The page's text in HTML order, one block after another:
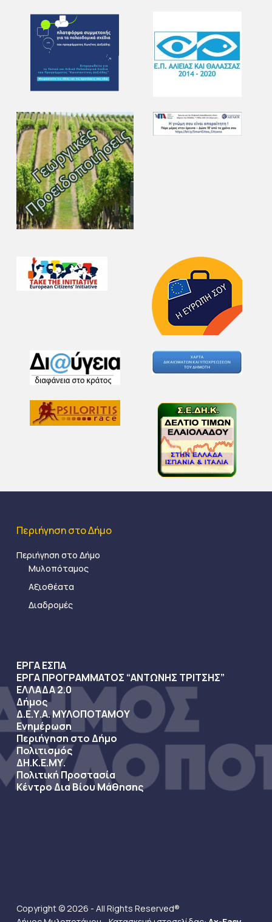
Περιήγηση στο Δήμο
Περιήγηση στο Δήμο
Μυλοπόταμος
Αξιοθέατα
Διαδρομές
ΕΡΓΑ ΕΣΠΑ
ΕΡΓΑ ΠΡΟΓΡΑΜΜΑΤΟΣ “ΑΝΤΩΝΗΣ ΤΡΙΤΣΗΣ”
ΕΛΛΑΔΑ 2.0
Δήμος
Δ.Ε.Υ.Α. ΜΥΛΟΠΟΤΑΜΟΥ
Ενημέρωση
Περιήγηση στο Δήμο
Πολιτισμός
ΔΗ.Κ.Ε.ΜΥ.
Πολιτική Προστασία
Κέντρο Δια Βίου Μάθησης
Copyright © 2026 - All Rights Reserved®